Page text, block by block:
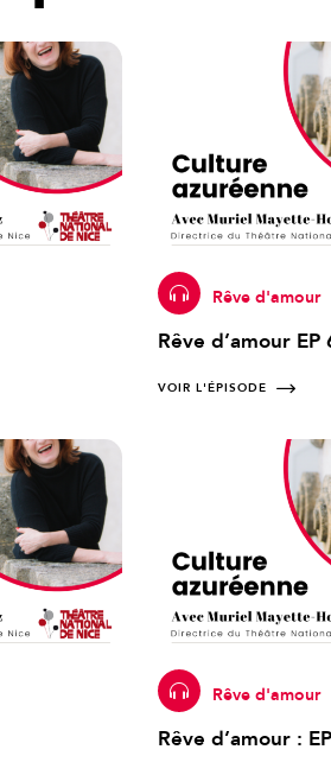
Rêve d'amour
Rêve d’amour EP
VOIR L'ÉPISODE
Rêve d'amour
Rêve d’amour :